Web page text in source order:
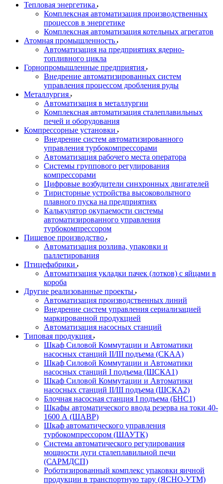
Тепловая энергетика
Комплексная автоматизация производственных
процессов в энергетике
Комплексная автоматизация котельных агрегатов
Атомная промышленность
Автоматизация на предприятиях ядерно-
топливного цикла
Горнопромышленные предприятия
Внедрение автоматизированных систем
управления процессом дробления руды
Металлургия
Автоматизация в металлургии
Комплексная автоматизация сталеплавильных
печей и оборудования
Компрессорные установки
Внедрение систем автоматизированного
управления турбокомпрессорами
Автоматизация рабочего места оператора
Системы группового регулирования
компрессорами
Цифровые возбудители синхронных двигателей
Тиристорные устройства высоковольтного
плавного пуска на предприятиях
Калькулятор окупаемости системы
автоматизированного управления
турбокомпрессором
Пищевое производство
Автоматизация розлива, упаковки и
паллетирования
Птицефабрики
Автоматизация укладки пачек (лотков) с яйцами в
короба
Другие реализованные проекты
Автоматизация производственных линий
Внедрение систем управления сериализацией
маркированной продукцией
Автоматизация насосных станций
Типовая продукция
Шкаф Силовой Коммутации и Автоматики
насосных станций II/III подъема (СКАА)
Шкаф Силовой Коммутации и Автоматики
насосных станций I подъема (ШСКА1)
Шкаф Силовой Коммутации и Автоматики
насосных станций II/III подъема (ШСКА2)
Блочная насосная станция I подъема (БНС1)
Шкафы автоматического ввода резерва на токи 40-
1600 А (ШАВР)
Шкаф автоматического управления
турбокомпрессором (ШАУТК)
Система автоматического регулирования
мощности дуги сталеплавильной печи
(САРМДСП)
Роботизированный комплекс упаковки яичной
продукции в транспортную тару (ЯСНО-УТМ)